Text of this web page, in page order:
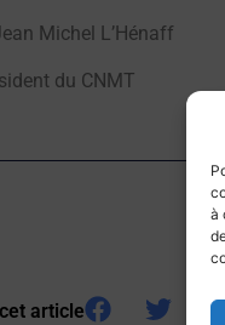
à
Michel L’Hénaff
du CNMT
article